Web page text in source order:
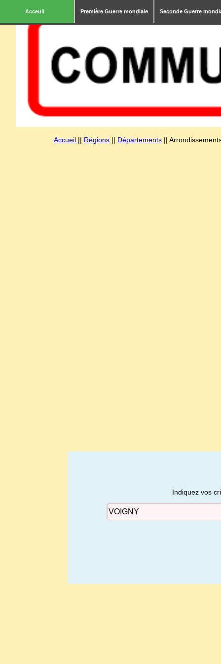
Acceuil Première Guerre mondiale Seconde Guerre
Accueil || Régions || Départements ||
Indiquez vos